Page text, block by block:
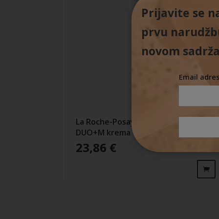
La Roche-Posay EFFACLAR
DUO+M krema
23,86 €
Prijavite se
prvu
novom
Email